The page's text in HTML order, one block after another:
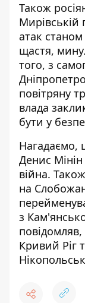
Також
Мирівській
атак
щастя,
того, з
повітряну
влада
бути у
Нагадаємо,
Денис
війна.
на
з
Кривий Ріг